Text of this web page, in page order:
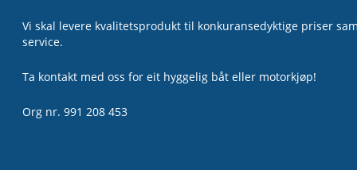
Vi skal levere kvalitetsprodukt til konkuransedyktige priser
service.
Ta kontakt med oss for eit hyggelig båt eller motorkjøp!
Org nr. 991 208 453